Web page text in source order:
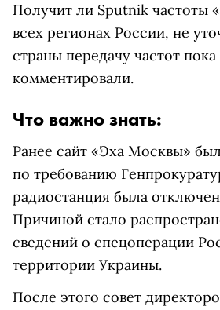
Получит ли Sputnik частоты
всех регионах России, не
страны передачу частот пока
комментировали.
Что важно знать:
Ранее сайт «Эха Москвы»
по требованию
радиостанция была
Причиной стало
сведений о спецоперации
территории Украины.
После этого совет